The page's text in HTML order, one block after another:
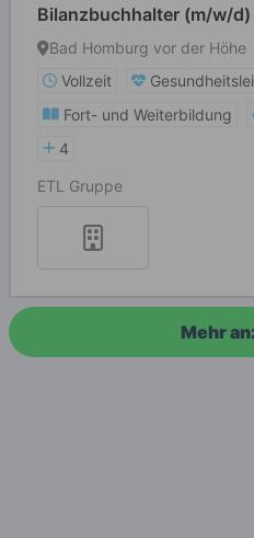
Bilanzbuchhalter (m/w/
Bad Homburg vor der Höhe
Vollzeit
Fort- und Weiterbildung
4
ETL Gruppe
Mehr